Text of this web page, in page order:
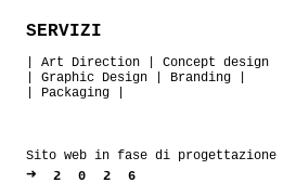
SERVIZI
Art Direction
Concept design
Graphic Design Branding
Packaging
Sito web in fase di progettazione
➜ 2026